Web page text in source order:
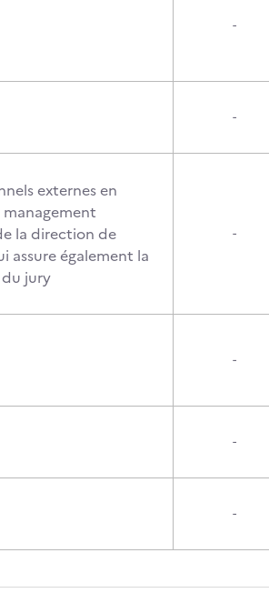
-
-
externes en
la direction de
assure également la
jury
-
-
-
-